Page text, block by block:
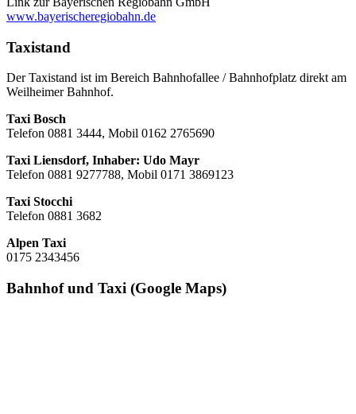
www.bayerischeregiobahn.de
Taxistand
Der Taxistand ist im Bereich Bahnhofallee / Bahnhofplatz direkt am
Weilheimer Bahnhof.
Taxi Bosch
Telefon 0881 3444, Mobil 0162 2765690
Taxi Liensdorf, Inhaber: Udo Mayr
Telefon 0881 9277788, Mobil 0171 3869123
Taxi Stocchi
Telefon 0881 3682
Alpen Taxi
0175 2343456
Bahnhof und Taxi (Google Maps)